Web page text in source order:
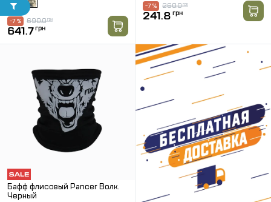
690.0грн
-7 %
641.7грн
260.0грн
-7 %
241.8 грн
Бафф флисовый Pancer Волк.
Черный